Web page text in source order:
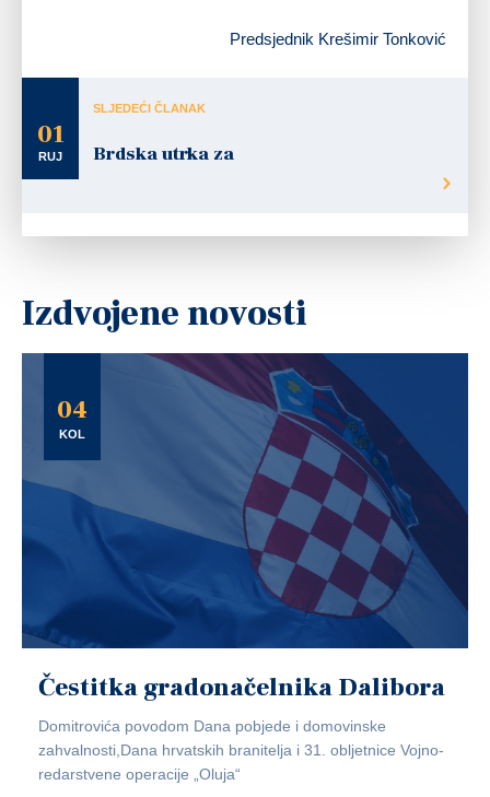
Predsjednik Krešimir Tonković
01
RUJ
SLJEDEĆI ČLANAK
Brdska utrka za
Izdvojene novosti
04
KOL
Čestitka gradonačelnika Dalibora
Domitrovića povodom Dana pobjede i domovinske
zahvalnosti,Dana hrvatskih branitelja i 31. obljetnice Vojno-
redarstvene operacije „Oluja“